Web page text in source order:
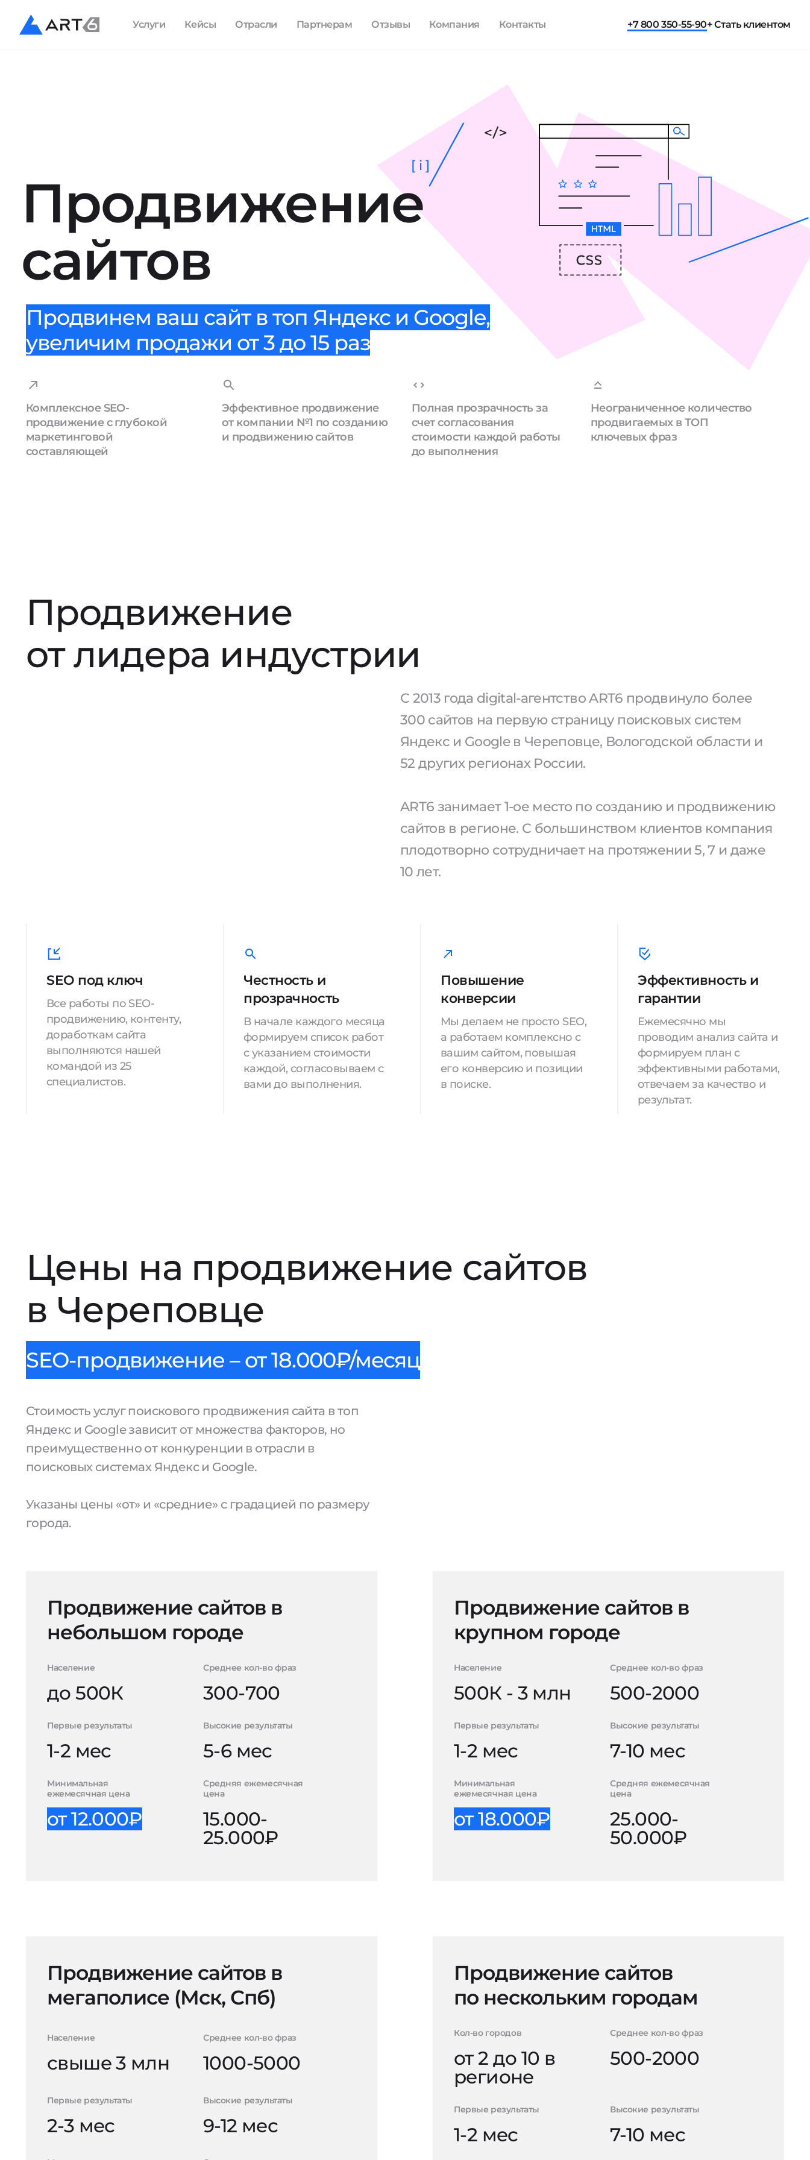
Услуги Кейсы Отрасли Партнерам Отзывы Компания Контакты +7 800 350-55-90+ Стать клиентом
Продвижение
сайтов
[ i ]
Продвинем ваш сайт в топ Яндекс и Google,
увеличим продажи от 3 до 15 раз
Комплексное SEO-
продвижение с глубокой
маркетинговой
составляющей
Эффективное продвижение
от компании №1 по созданию
и продвижению сайтов
Полная прозрачность за
счет согласования
стоимости каждой работы
до выполнения
Неограниченное количество
продвигаемых в ТОП
ключевых фраз
Продвижение
от лидера индустрии
С 2013 года digital-агентство ART6 продвинуло более
300 сайтов на первую страницу поисковых систем
Яндекс и Google в Череповце, Вологодской области и
52 других регионах России.
ART6 занимает 1-ое место по созданию и продвижению
сайтов в регионе. С большинством клиентов компания
плодотворно сотрудничает на протяжении 5, 7 и даже
10 лет.
SEO под ключ
Все работы по SEO-
продвижению, контенту,
доработкам сайта
выполняются нашей
командой из 25
специалистов.
Честность и
прозрачность
В начале каждого месяца
формируем список работ
с указанием стоимости
каждой, согласовываем с
вами до выполнения.
Повышение
конверсии
Мы делаем не просто SEO,
а работаем комплексно с
вашим сайтом, повышая
его конверсию и позиции
в поиске.
Эффективность и
гарантии
Ежемесячно мы
проводим анализ сайта и
формируем план с
эффективными работами,
отвечаем за качество и
результат.
Цены на продвижение сайтов
в Череповце
SEO-продвижение – от 18.000₽/месяц
Стоимость услуг поискового продвижения сайта в топ
Яндекс и Google зависит от множества факторов, но
преимущественно от конкуренции в отрасли в
поисковых системах Яндекс и Google.
Указаны цены «от» и «средние» с градацией по размеру
города.
Продвижение сайтов в
небольшом городе
Население
до 500К
Среднее кол-во фраз
300-700
Первые результаты
1-2 мес
Высокие результаты
5-6 мес
Минимальная
ежемесячная цена
от 12.000₽
Средняя ежемесячная
цена
15.000-
25.000₽
Продвижение сайтов в
крупном городе
Население
500К - 3 млн
Среднее кол-во фраз
500-2000
Первые результаты
1-2 мес
Высокие результаты
7-10 мес
Минимальная
ежемесячная цена
от 18.000₽
Средняя ежемесячная
цена
25.000-
50.000₽
Продвижение сайтов в
мегаполисе (Мск, Спб)
Население
свыше 3 млн
Среднее кол-во фраз
1000-5000
Первые результаты
2-3 мес
Высокие результаты
9-12 мес
Продвижение сайтов
по нескольким городам
Кол-во городов
от 2 до 10 в
регионе
Среднее кол-во фраз
500-2000
Первые результаты
1-2 мес
Высокие результаты
7-10 мес